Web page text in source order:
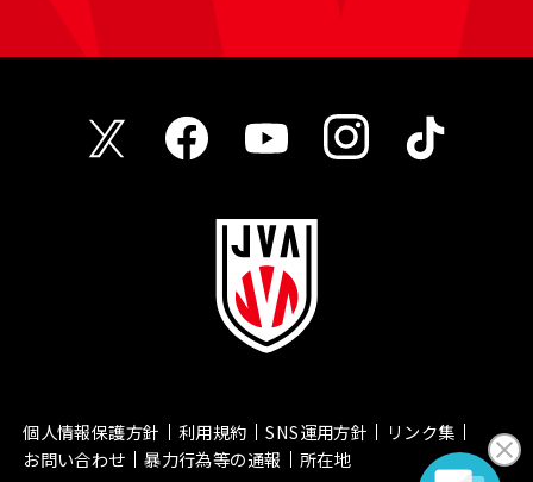
個人情報保護方針 利用規約 SNS運用方針
リンク集
お問い合わせ
暴力行為等の通報 所在地